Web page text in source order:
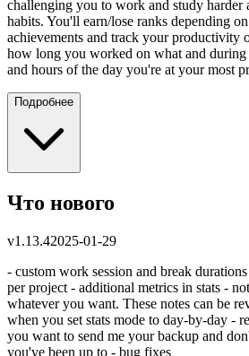
challenging you to work and study
habits. You'll earn/lose ranks depending
achievements and track your productivity
how long you worked on what and
and hours of the day you're at your most
Подробнее
Что нового
v1.13.42025-01-29
- custom work session and break
per project - additional metrics in stats -
whatever you want. These notes can be
when you set stats mode to day-by-day -
you want to send me your backup and
you've been up to - bug fixes